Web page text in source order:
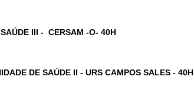
III - CERSAM -O- 40H
DE SAÚDE II - URS CAMPOS SALES - 40H